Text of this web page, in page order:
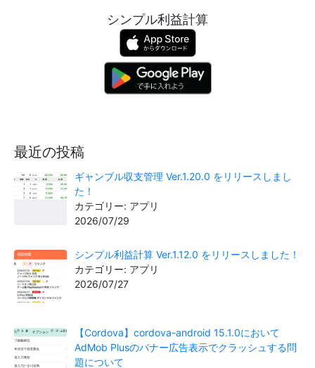
シンプル利益計算
最近の投稿
ギャンブル収支管理 Ver.1.20.0 をリリースしまし
た！
カテゴリー: アプリ
2026/07/29
シンプル利益計算 Ver.1.12.0 をリリースしました！
カテゴリー: アプリ
2026/07/27
【Cordova】cordova-android 15.1.0において
AdMob Plusのバナー広告表示でクラッシュする問
題について